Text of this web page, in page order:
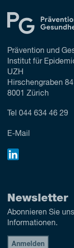
Prävention und
Institut für
UZH
Hirschengraben 84
8001 Zürich
Tel 044 634 46 29
E-Mail
Newsletter
Abonnieren Sie
Informationen.
Anmelden